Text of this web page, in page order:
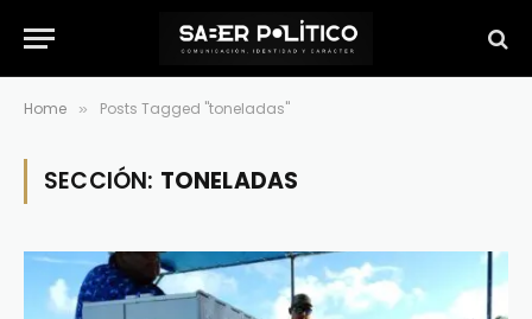
Home » Posts Tagged "toneladas"
SECCIÓN: TONELADAS